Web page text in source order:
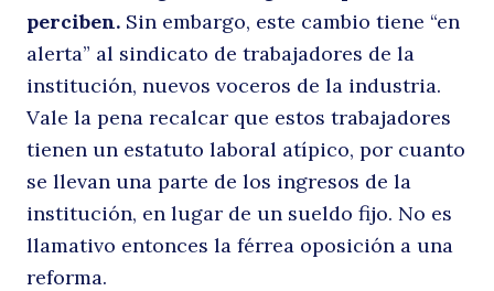
perciben. Sin embargo, este cambio tiene “en
alerta” al sindicato de trabajadores de la
institución, nuevos voceros de la industria.
Vale la pena recalcar que estos trabajadores
tienen un estatuto laboral atípico, por cuanto
se llevan una parte de los ingresos de la
institución, en lugar de un sueldo fijo. No es
llamativo entonces la férrea oposición a una
reforma.